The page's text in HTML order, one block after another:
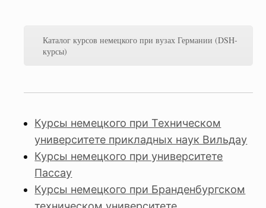
Каталог курсов немецкого при вузах Германии (DSH-
курсы)
Курсы немецкого при Техническом
университете прикладных наук Вильдау
Курсы немецкого при университете
Пассау
Курсы немецкого при Бранденбургском